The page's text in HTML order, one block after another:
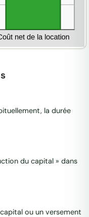
la durée
du capital » dans
ou un versement